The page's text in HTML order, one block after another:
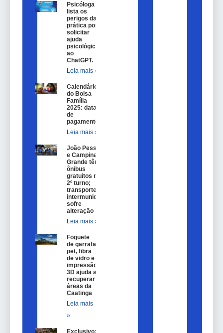
Psicóloga
lista os
perigos da
prática por
solicitar
ajuda
psicológica
ao
ChatGPT.
Leia mais »
Calendário
do Bolsa
Família
2025: datas
de
pagamento.
Leia mais »
João Pessoa
e Campina
Grande têm
ônibus
gratuitos no
2º turno;
transporte
intermunicipal
sofre
alteração
Leia mais »
Foguete
de garrafa
pet, fibra
de vidro e
impressão
3D ajuda a
recuperar
áreas da
Caatinga
Leia mais
»
Exclusivo: